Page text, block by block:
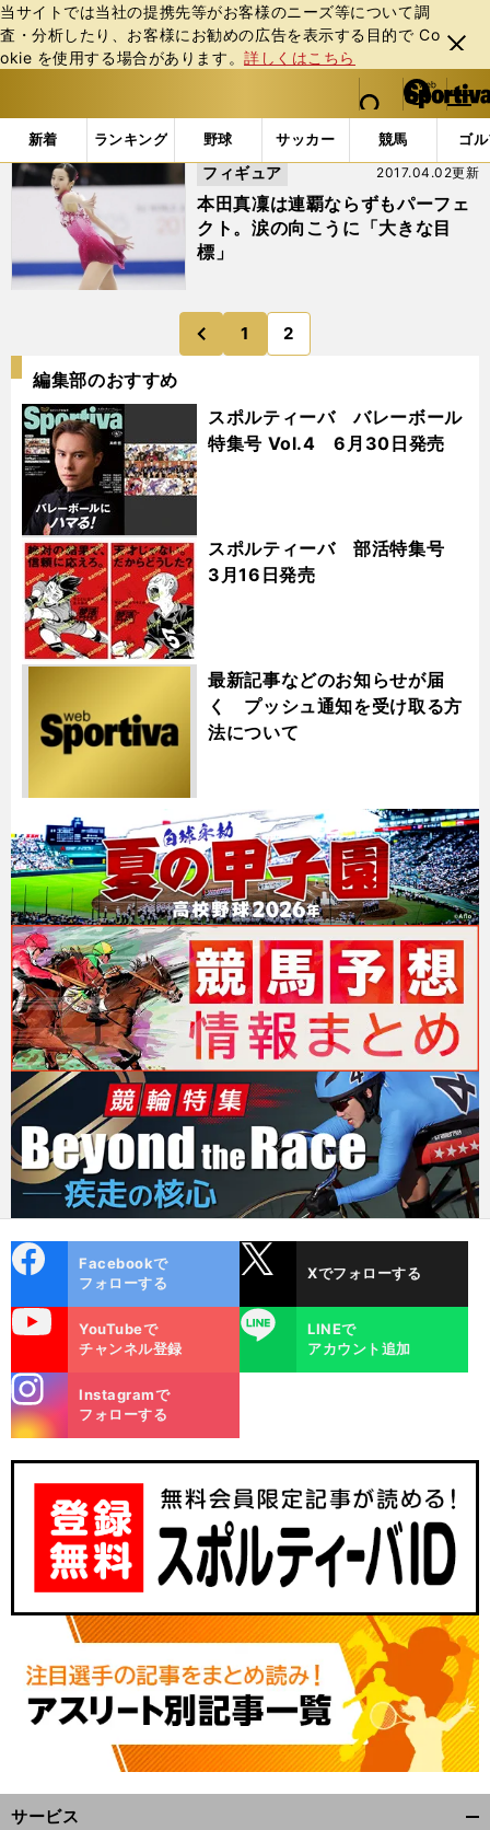
当サイトでは当社の提携先等がお客様のニーズ等について調
査・分析したり、お客様にお勧めの広告を表⽰する⽬的で Co
okie を使⽤する場合があります。詳しくはこちら
閉じ
る
web Sportiva (webスポルティーバ)
検索
マイペ
ー
ジ
メニュ
新着 ランキング 野球 サッカー 競馬 ゴ
b
ス
ポ
ー
「#アリーナ・ザギトワ」の最新ニュース・ 情報 (2ページ
本田真凜は連覇ならずもパーフェ
クト。涙の向こうに「大きな目
標」
2017.04.02更新
フィギュア
前
1 2
編集部のおすすめ
スポルティーバ バレーボール
特集号 Vol.4 6月30日発売
スポルティーバ 部活特集号
3月16日発売
最新記事などのお知らせが届
く プッシュ通知を受け取る方
法について
ok
Facebookで
フォローする
Xでフォローする
YouTubeで
チャンネル登録
LINE
LINEで
アカウント追加
m
Instagramで
フォローする
サービス